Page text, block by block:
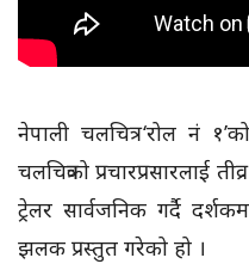
नेपाली चलचित्र ‘रोल नं
चलचित्रको प्रचारप्रसारलाई
ट्रेलर सार्वजनिक गर्दै
झलक प्रस्तुत गरेको हो ।